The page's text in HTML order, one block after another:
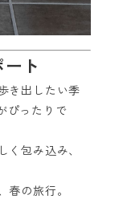
ト
き出したい季
ぴったりで
く包み込み、
春の旅行。